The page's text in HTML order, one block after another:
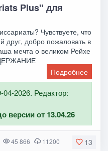
Plus" для
Чувствуете, что
друг, добро пожаловать в
мечта о великом Рейхе
Подробнее
2026. Редактор:
версии от 13.04.26
13
45 866 11200